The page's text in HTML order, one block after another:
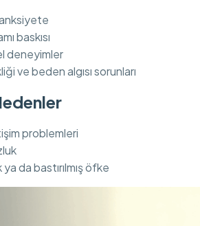
baskısı
deneyimler
ve beden algısı sorunları
problemleri
ya da bastırılmış öfke